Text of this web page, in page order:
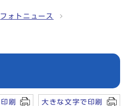
フォトニュース
印刷 大きな文字で印刷